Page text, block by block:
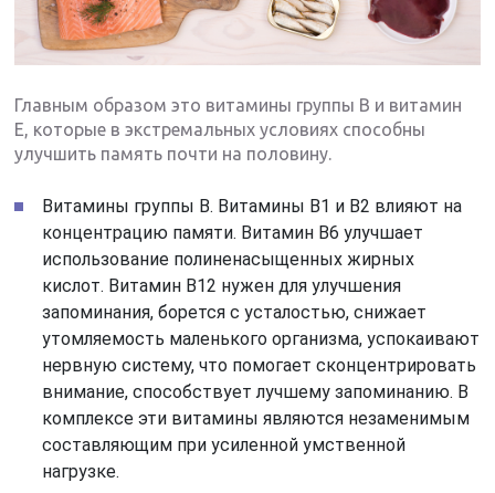
Главным образом это витамины группы В и витамин
Е, которые в экстремальных условиях способны
улучшить память почти на половину.
Витамины группы В. Витамины В1 и В2 влияют на
концентрацию памяти. Витамин В6 улучшает
использование полиненасыщенных жирных
кислот. Витамин В12 нужен для улучшения
запоминания, борется с усталостью, снижает
утомляемость маленького организма, успокаивают
нервную систему, что помогает сконцентрировать
внимание, способствует лучшему запоминанию. В
комплексе эти витамины являются незаменимым
составляющим при усиленной умственной
нагрузке.